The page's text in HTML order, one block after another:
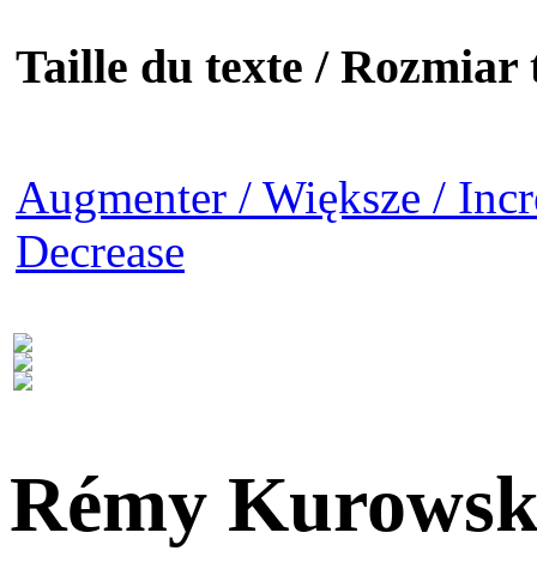
Taille du texte / Rozmiar
Augmenter / Większe /
Decrease
Rémy